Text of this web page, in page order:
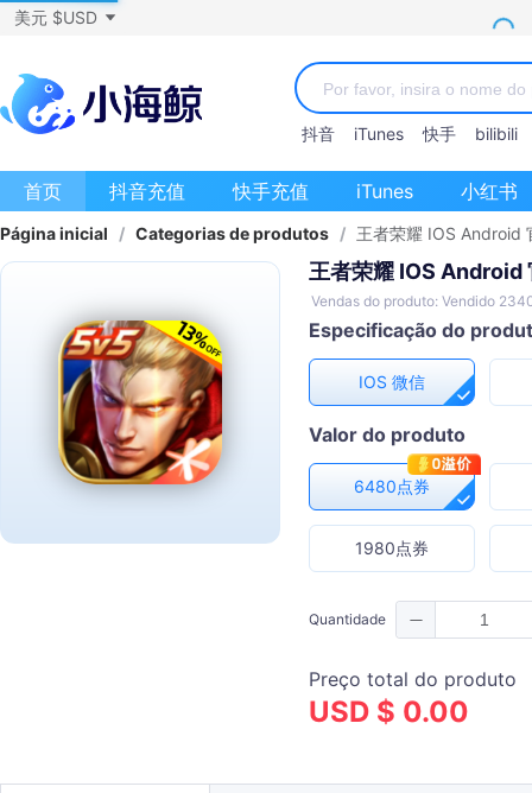
美元 $USD
抖音 iTunes 快手 bilibili
首页 抖音充值 快手充值 iTunes 小红书
Página inicial / Categorias de produtos / 王者荣耀 IOS Android
王者荣耀 IOS Android
Vendas do produto: Vendido
Especificação do
IOS 微信
Valor do produto
6480点券
1980点券
Quantidade
Preço total do produto
USD $ 0.00